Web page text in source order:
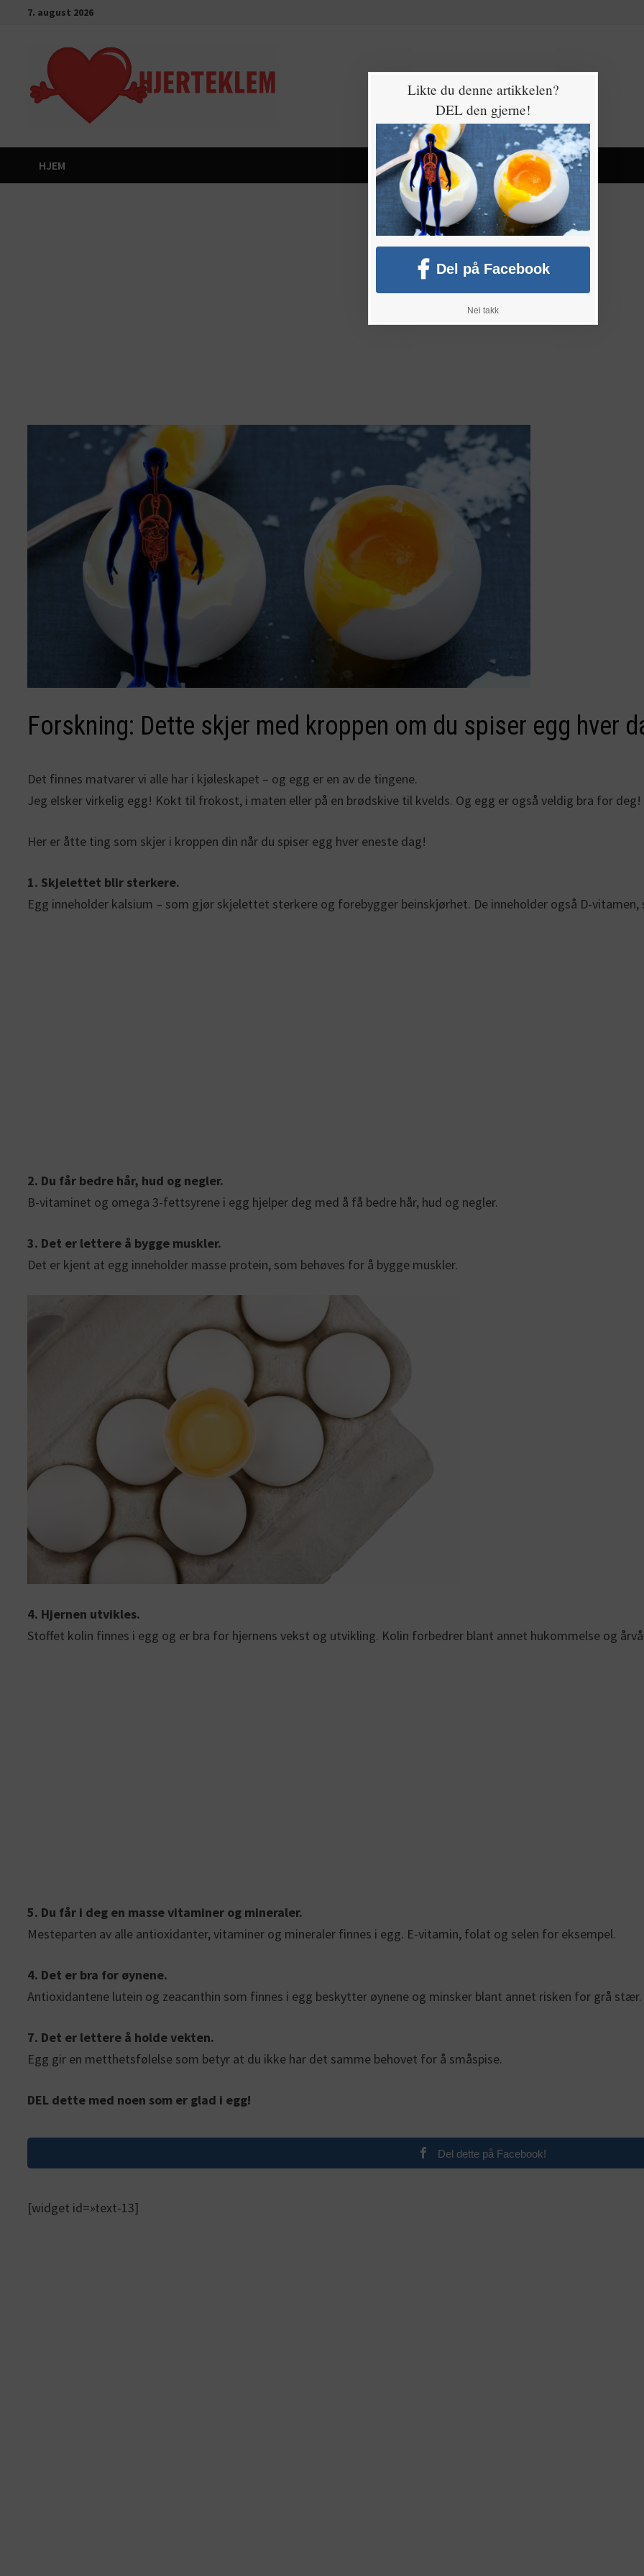
7. august 2026
HJEM
Forskning: Dette skjer med kroppen om du spiser egg hver
Det finnes matvarer vi alle har i kjøleskapet – og egg er en av de tingene.
Jeg elsker virkelig egg! Kokt til frokost, i maten eller på en brødskive til kvelds. Og egg er også veldig bra for
Her er åtte ting som skjer i kroppen din når du spiser egg hver eneste dag!
1. Skjelettet blir sterkere.
Egg inneholder kalsium – som gjør skjelettet sterkere og forebygger beinskjørhet. De inneholder også D-
2. Du får bedre hår, hud og negler.
B-vitaminet og omega 3-fettsyrene i egg hjelper deg med å få bedre hår, hud og negler.
3. Det er lettere å bygge muskler.
Det er kjent at egg inneholder masse protein, som behøves for å bygge muskler.
4. Hjernen utvikles.
Stoffet kolin finnes i egg og er bra for hjernens vekst og utvikling. Kolin forbedrer blant annet hukommelse og
5. Du får i deg en masse vitaminer og mineraler.
Mesteparten av alle antioxidanter, vitaminer og mineraler finnes i egg. E-vitamin, folat og selen for eksempel.
4. Det er bra for øynene.
Antioxidantene lutein og zeacanthin som finnes i egg beskytter øynene og minsker blant annet risken for grå stær.
7. Det er lettere å holde vekten.
Egg gir en metthetsfølelse som betyr at du ikke har det samme behovet for å småspise.
DEL dette med noen som er glad i egg!
Del dette på Facebook!
[widget id=»text-13]
Likte du denne artikkelen?
DEL den gjerne!
Del på Facebook
Nei takk